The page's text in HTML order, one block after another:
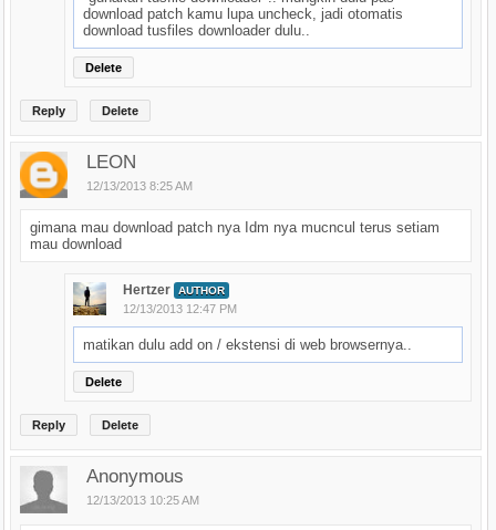
download patch kamu lupa uncheck, jadi otomatis
download tusfiles downloader dulu..
Delete
Reply Delete
LEON
12/13/2013 8:25 AM
gimana mau download patch nya Idm nya mucncul terus setiam
mau download
Hertzer AUTHOR
12/13/2013 12:47 PM
matikan dulu add on / ekstensi di web browsernya..
Delete
Reply Delete
Anonymous
12/13/2013 10:25 AM